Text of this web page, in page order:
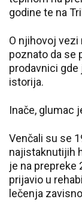
godine te na
O njihovoj vezi
poznato da se
prodavnici gde
istorija.
Inače, glumac
Venčali su se
najistaknutijih
je na prepreke
prijavio u
lečenja